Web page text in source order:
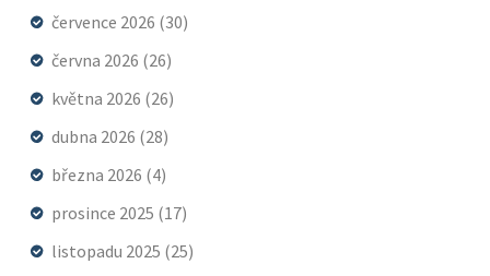
července 2026 (30)
června 2026 (26)
května 2026 (26)
dubna 2026 (28)
března 2026 (4)
prosince 2025 (17)
listopadu 2025 (25)